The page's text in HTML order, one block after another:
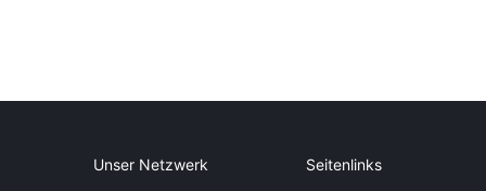
Unser Netzwerk Seitenlinks